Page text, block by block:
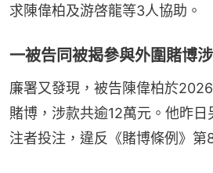
求陳偉柏及游啓龍等3人協助。
一被告同被揭參與外圍賭博
廉署又發現，被告陳偉柏於
賭博，涉款共逾12萬元。他昨
注者投注，違反《賭博條例》第